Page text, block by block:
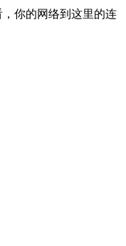
你的网络到这里的连